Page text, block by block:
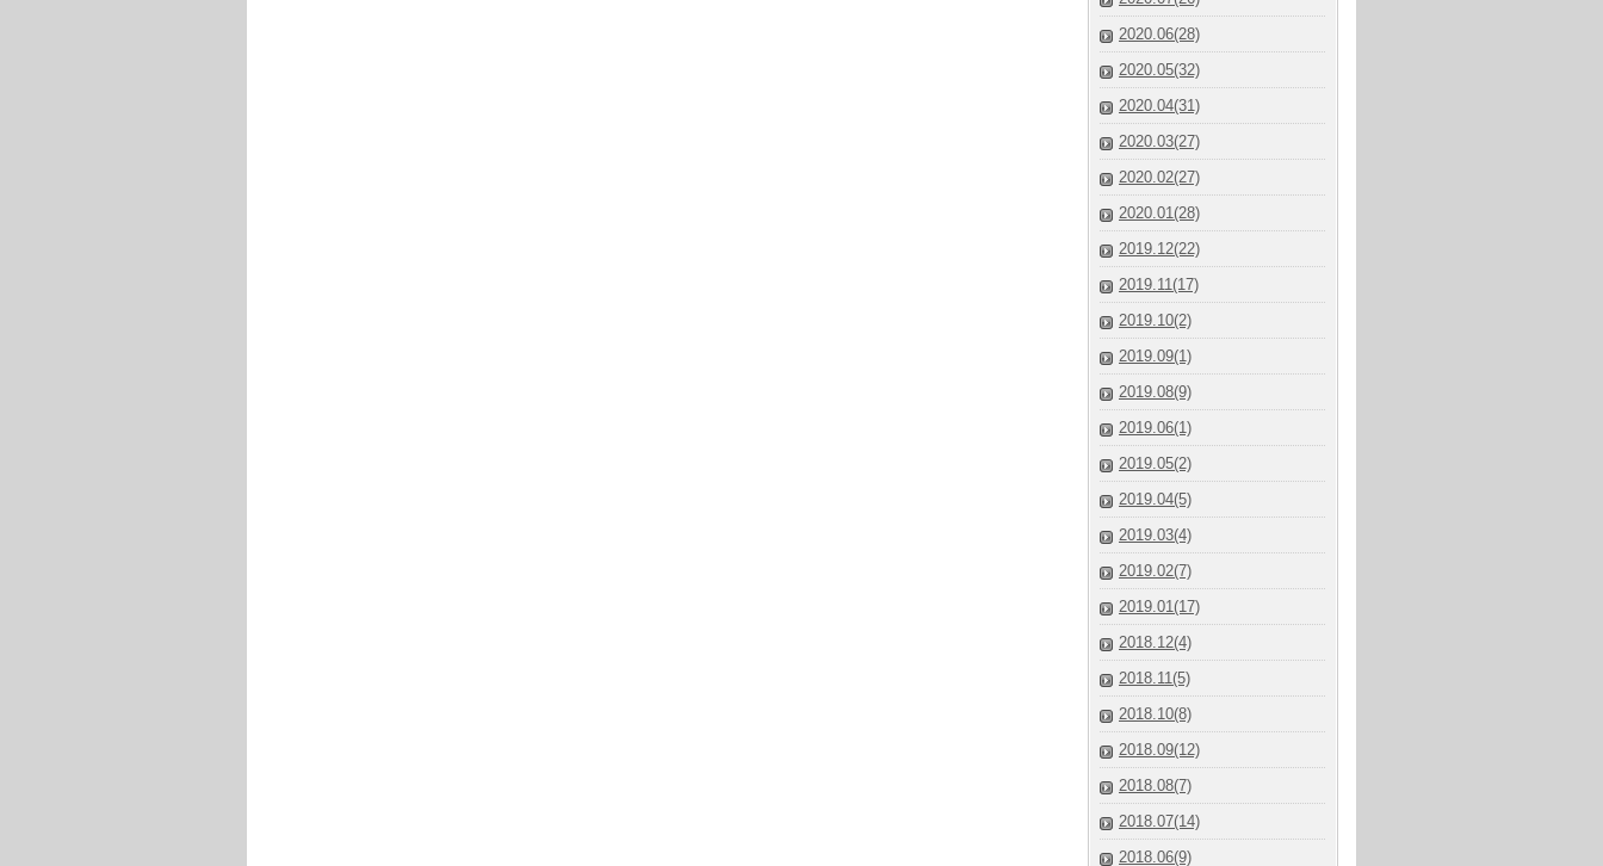
2020.06(28)
2020.05(32)
2020.04(31)
2020.03(27)
2020.02(27)
2020.01(28)
2019.12(22)
2019.11(17)
2019.10(2)
2019.09(1)
2019.08(9)
2019.06(1)
2019.05(2)
2019.04(5)
2019.03(4)
2019.02(7)
2019.01(17)
2018.12(4)
2018.11(5)
2018.10(8)
2018.09(12)
2018.08(7)
2018.07(14)
2018.06(9)